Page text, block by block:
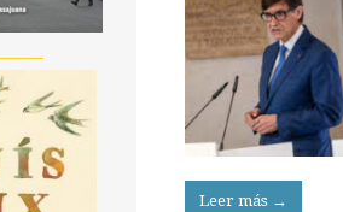
Leer más →